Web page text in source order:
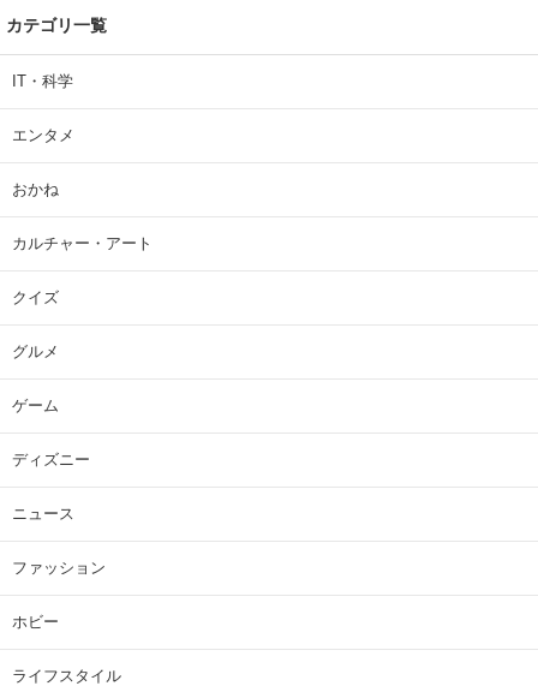
カテゴリ一覧
IT・科学
エンタメ
おかね
カルチャー・アート
クイズ
グルメ
ゲーム
ディズニー
ニュース
ファッション
ホビー
ライフスタイル